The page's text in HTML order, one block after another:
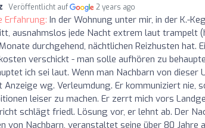
Veröffentlicht auf 2 years ago
Erfahrung: In der Wohnung unter mir, in der K.-
ausnahmslos jede Nacht extrem laut trampelt
durchgehend, nächtlichen Reizhusten hat.
verschickt - man solle aufhören zu
ich sei laut. Wenn man Nachbarn von
wg. Verleumdung. Er kommuniziert nie,
leiser zu machen. Er zerrt mich vors
schlägt friedl. Lösung vor, er lehnt ab. Der
von Nachbarn, veranstaltet seine über 80 Jahre